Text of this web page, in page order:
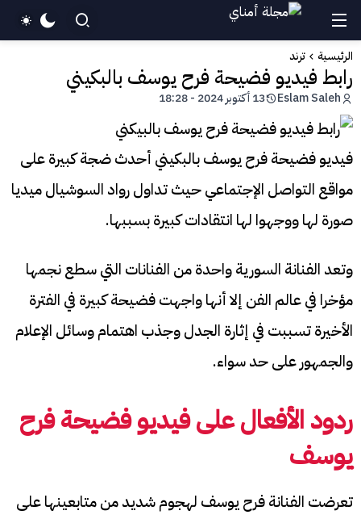
الرئيسية ترند
رابط فيديو فضيحة فرح يوسف بالبكيني
Eslam Saleh 13 أكتوبر 2024 - 18:28
فيديو فضيحة فرح يوسف بالبكيني أحدث ضجة كبيرة على
مواقع التواصل الإجتماعي حيث تداول رواد السوشيال ميديا
صورة لها ووجهوا لها انتقادات كبيرة بسببها.
وتعد الفنانة السورية واحدة من الفنانات التي سطع نجمها
مؤخرا في عالم الفن إلا أنها واجهت فضيحة كبيرة في الفترة
الأخيرة تسببت في إثارة الجدل وجذب اهتمام وسائل الإعلام
والجمهور على حد سواء.
ردود الأفعال على فيديو فضيحة فرح
يوسف
تعرضت الفنانة فرح يوسف لهجوم شديد من متابعينها على